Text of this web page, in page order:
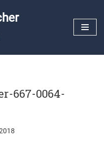
667-0064-